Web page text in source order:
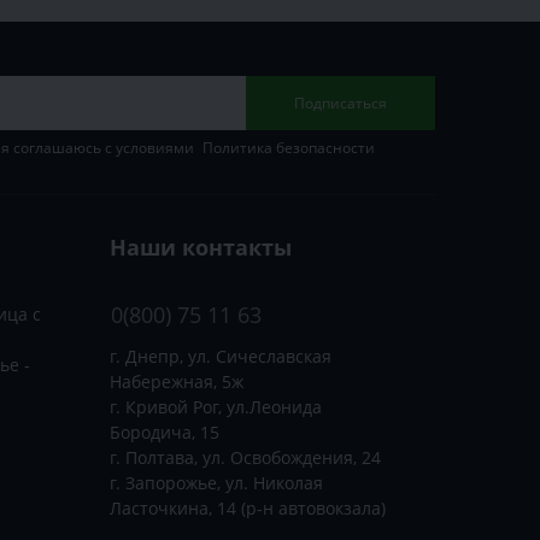
Подписаться
соглашаюсь с условиями Политика безопасности
с
-
Наши контакты
0(800) 75 11 63
г. Днепр, ул. Сичеславская
Набережная, 5ж
г. Кривой Рог, ул.Леонида
Бородича, 15
г. Полтава, ул. Освобождения, 24
г. Запорожье, ул. Николая
Ласточкина, 14 (р-н автовокзала)